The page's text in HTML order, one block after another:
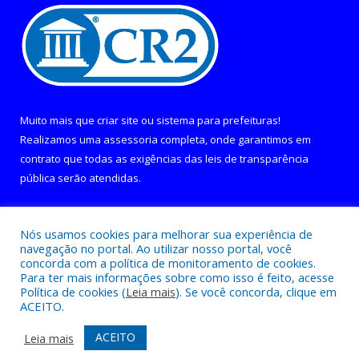
Muito mais que criar site ou sistema para prefeituras!
Realizamos uma assessoria completa, onde garantimos em
contrato que todas as exigências das leis de transparência
pública serão atendidas.
Todos os direitos reservados a Câmara Municipal de Curralinho.
Mapa do Site
Acessar Área Administrativa
Acessar Webmail
Nós usamos cookies para melhorar sua experiência de
navegação no portal. Ao utilizar nosso portal, você
concorda com a política de monitoramento de cookies.
Para ter mais informações sobre como isso é feito, acesse
Política de cookies (Leia mais). Se você concorda, clique em
ACEITO.
Leia mais
ACEITO